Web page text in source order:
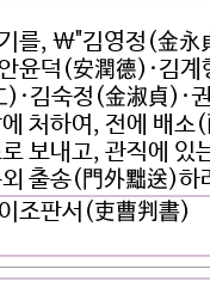
를, \"김영정(金永
윤덕(安潤德)·김
)·김숙정(金淑貞)·
처하여, 전에 배
보내고, 관직에
외 출송(門外黜送)
조판서(吏曹判書)